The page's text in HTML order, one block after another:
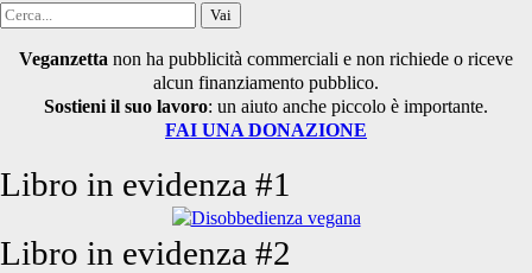
Cerca
Veganzetta non ha pubblicità commerciali e non richiede o riceve
alcun finanziamento pubblico.
Sostieni il suo lavoro: un aiuto anche piccolo è importante.
FAI UNA DONAZIONE
Libro in evidenza #1
Libro in evidenza #2